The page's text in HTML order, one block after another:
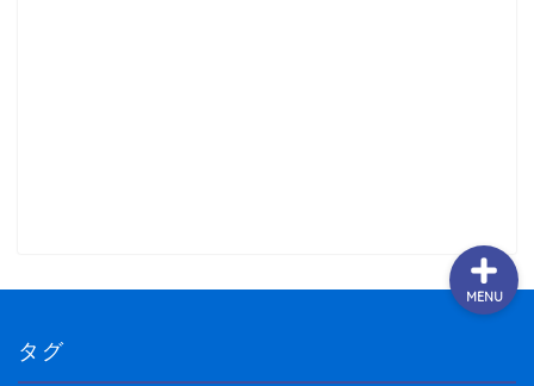
タグ
MENU